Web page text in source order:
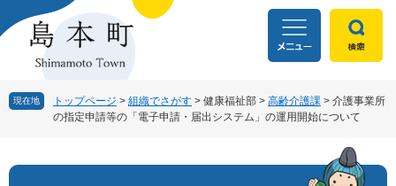
ー
ニ
本
現在地 トップページ > 組織でさがす > 健康福祉部 > 高齢介護課 > 介護事業所
の指定申請等の「電子申請・届出システム」の運用開始について
文